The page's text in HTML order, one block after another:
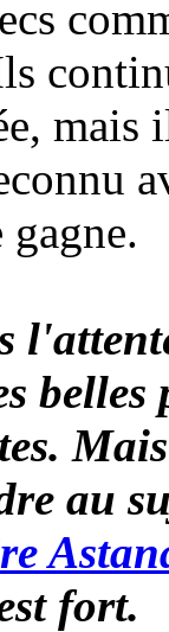
belles
au
fort.